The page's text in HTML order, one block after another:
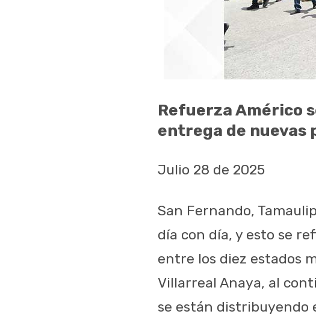
Refuerza Américo
entrega de nuevas
Julio 28 de 2025
San Fernando,
día con día, y esto se
entre los diez estados
Villarreal Anaya, al
se están distribuyendo